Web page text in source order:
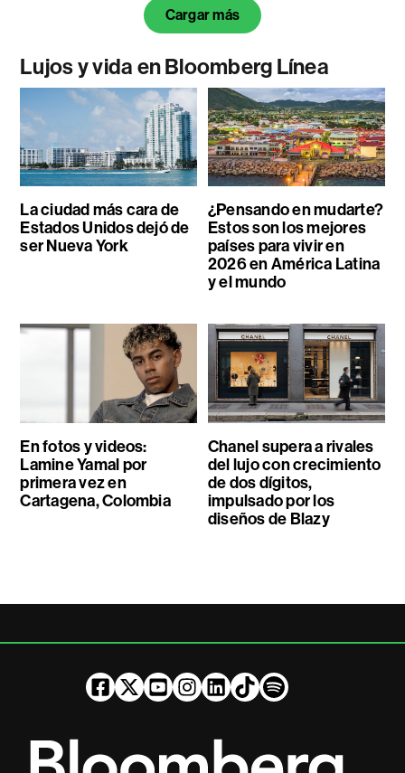
Cargar más
Lujos y vida en Bloomberg Línea
La ciudad más cara de
Estados Unidos dejó de
ser Nueva York
¿Pensando en mudarte?
Estos son los mejores
países para vivir en
2026 en América Latina
y el mundo
En fotos y videos:
Lamine Yamal por
primera vez en
Cartagena, Colombia
Chanel supera a rivales
del lujo con crecimiento
de dos dígitos,
impulsado por los
diseños de Blazy